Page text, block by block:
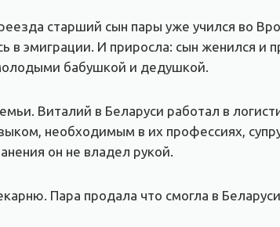
старший сын пары уже учился во
в эмиграции. И приросла: сын женился
бабушкой и дедушкой.
Виталий в Беларуси работал в
необходимым в их профессиях,
он не владел рукой.
Пара продала что смогла в